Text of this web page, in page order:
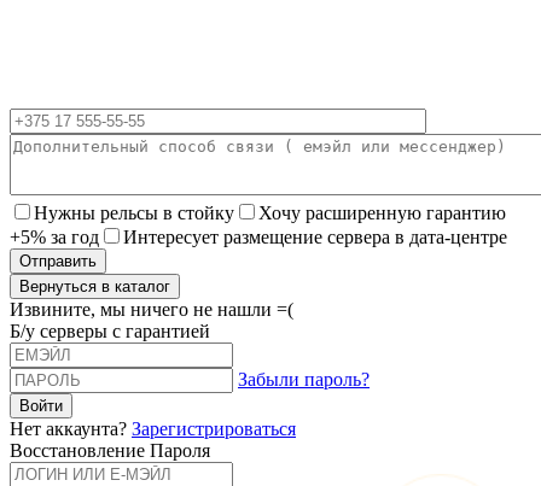
Нужны рельсы в стойку
Хочу расширенную гарантию
+5% за год
Интересует размещение сервера в дата-центре
Вернуться в каталог
Извините, мы ничего не нашли =(
Б/у серверы с гарантией
Забыли пароль?
Нет аккаунта? Зарегистрироваться
Восстановление Пароля